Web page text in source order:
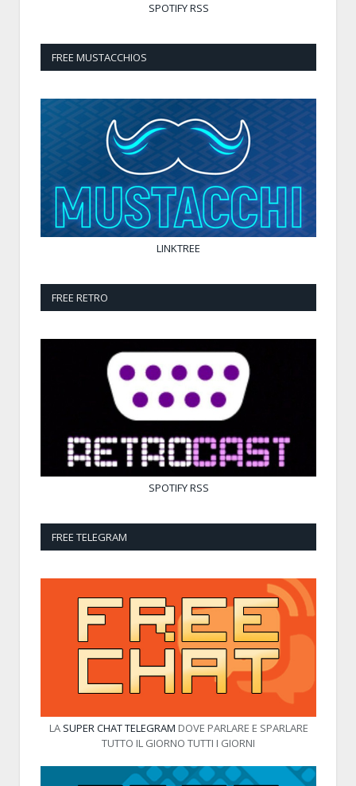
SPOTIFYRSS
FREE MUSTACCHIOS
LINKTREE
FREE RETRO
SPOTIFYRSS
FREE TELEGRAM
LA SUPER CHAT TELEGRAM DOVE PARLARE E SPARLARE
TUTTO IL GIORNO TUTTI I GIORNI